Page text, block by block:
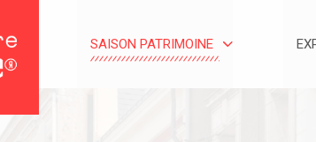
SAISON PATRIMOINE